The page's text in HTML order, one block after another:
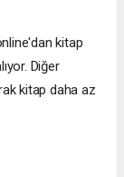
kitap
Diğer
kitap daha az